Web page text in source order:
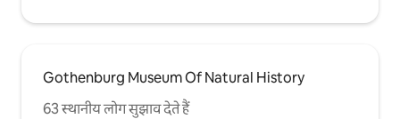
Gothenburg Museum Of Natural History
63 स्थानीय लोग सुझाव देते हैं